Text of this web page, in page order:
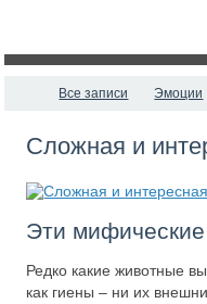
Все записи Эмоции
Сложная и
Эти
Редко какие животные
как гиены – ни их